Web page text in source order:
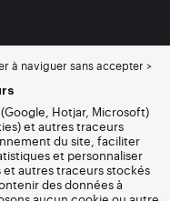
à naviguer sans accepter >
Hotjar, Microsoft)
et autres traceurs
du site, faciliter
et personnaliser
et autres traceurs stockés
des données à